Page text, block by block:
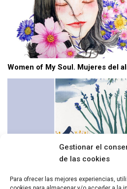
Gestionar el
de las cookies
Para ofrecer las mejores experiencias,
Women of My Soul. Mujeres del